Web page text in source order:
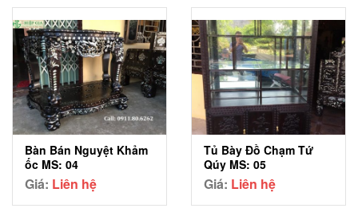
Bàn Bán Nguyệt Khảm
ốc MS: 04
Giá: Liên hệ
Tủ Bày Đồ Chạm Tứ
Qúy MS: 05
Giá: Liên hệ